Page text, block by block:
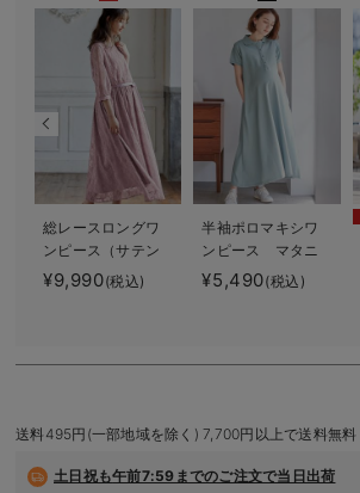
入院準備の持ち物チェック
総レースロングワ
ンピース（サテン
リボンベルト
付） マタニテ
¥9,990(税込)
半袖ポロマキシワ
ンピース マタニ
ティ・授乳服【出
産後も長く使え
¥5,490(税込)
送料495円(一部地域を除く) 7,700円以上で送料無料
土日祝も午前7:59までのご注文で当日出荷